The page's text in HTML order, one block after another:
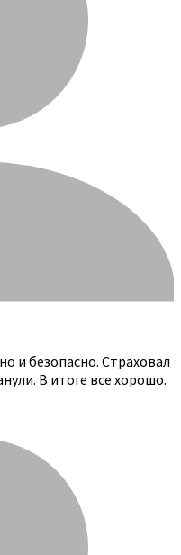
и безопасно. Страховал
В итоге все хорошо.